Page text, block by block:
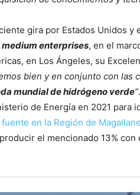
gira por Estados Unidos y
enterprises, en el
en Los Ángeles, su
bien y en conjunto con las
mundial de hidrógeno verde”
de Energía en 2021 para
en la Región de
el mencionado 13%